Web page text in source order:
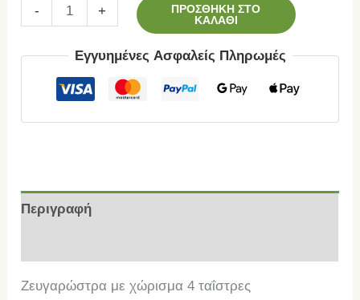
- +
ΠΡΟΣΘΉΚΗ ΣΤΟ
ΚΑΛΆΘΙ
Εγγυημένες Ασφαλείς Πληρωμές
Περιγραφή
Ζευγαρώστρα με χώρισμα 4 ταΐστρες